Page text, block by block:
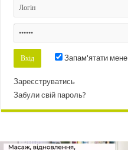
Запам'ятати мене
Зареєструватись
Забули свій пароль?